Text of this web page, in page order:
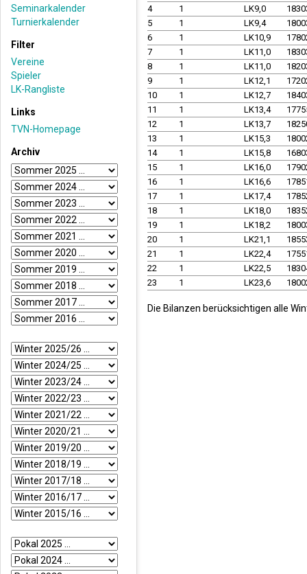
Seminarkalender
Turnierkalender
Filter
Vereine
Spieler
LK-Rangliste
Links
TVN-Homepage
Archiv
4
1 LK9,0
5
1 LK9,4
6
1 LK10,9
7
1 LK11,0
8
1 LK11,0
9
1 LK12,1
10
1 LK12,7
11
1 LK13,4
12
1 LK13,7
13
1 LK15,3
14
1 LK15,8
15
1 LK16,0
16
1 LK16,6
17
1 LK17,4
18
1 LK18,0
19
1 LK18,2
20
1 LK21,1
21
1 LK22,4
22
1 LK22,5
23
1 LK23,6
Die Bilanzen berücksichtigen alle